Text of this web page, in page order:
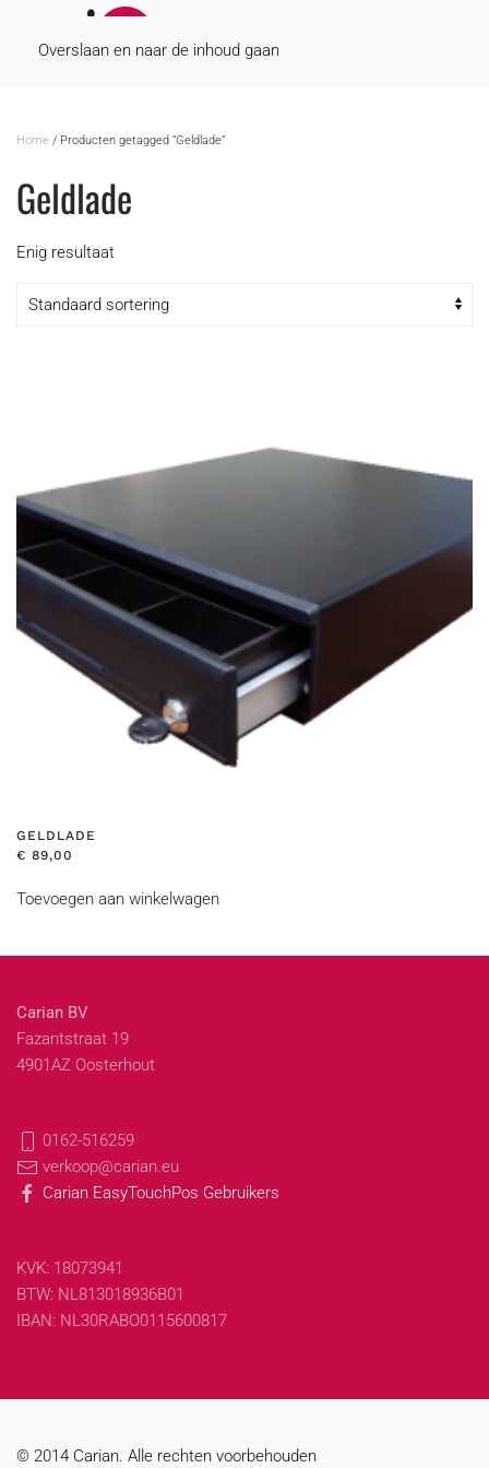
Overslaan en naar de inhoud gaan
Home / Producten getagged “Geldlade”
Geldlade
Enig resultaat
GELDLADE
€ 89,00
Toevoegen aan winkelwagen
Carian BV
Fazantstraat 19
4901AZ Oosterhout
0162-516259
verkoop@carian.eu
Carian EasyTouchPos Gebruikers
KVK: 18073941
BTW: NL813018936B01
IBAN: NL30RABO0115600817
© 2014 Carian. Alle rechten voorbehouden